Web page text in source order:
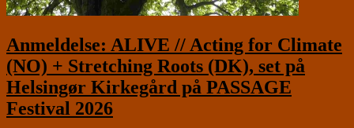
Anmeldelse: ALIVE // Acting for Climate
(NO) + Stretching Roots (DK), set på
Helsingør Kirkegård på PASSAGE
Festival 2026